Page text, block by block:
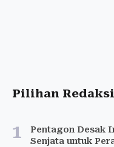
Pilihan Redaksi
1
Pentagon Desak
Senjata untuk